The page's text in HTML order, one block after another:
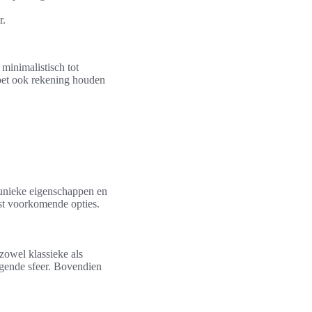
tot
ook rekening houden
eigenschappen en
voorkomende opties.
klassieke als
sfeer. Bovendien